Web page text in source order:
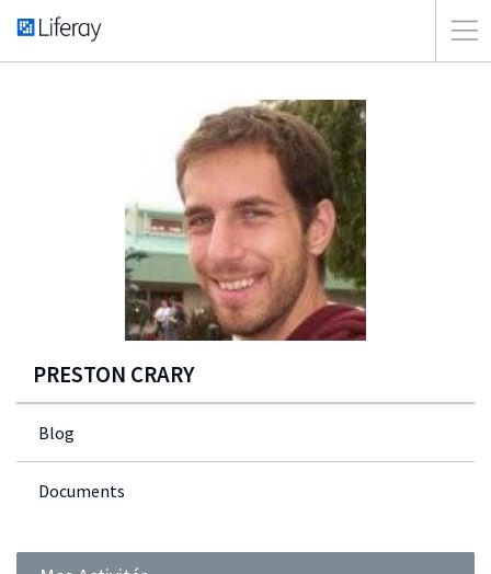
PRESTON CRARY
Blog
Documents